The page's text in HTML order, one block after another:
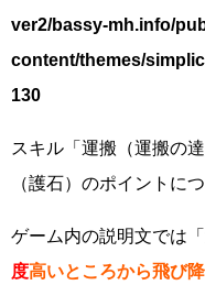
ver2/bassy-mh.info/
content/themes/
130
スキル「運搬（運搬の
（護石）のポイントに
ゲーム内の説明文では
度高いところから飛び